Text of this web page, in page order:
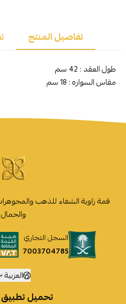
تفاصيل المنتج
طول العقد : 42 سم
مقاس السواره : 18 سم
قمة زاوية الشفاء للذهب
والجمال
السجل التجاري
7003704785
العربية
تحميل تطبيق